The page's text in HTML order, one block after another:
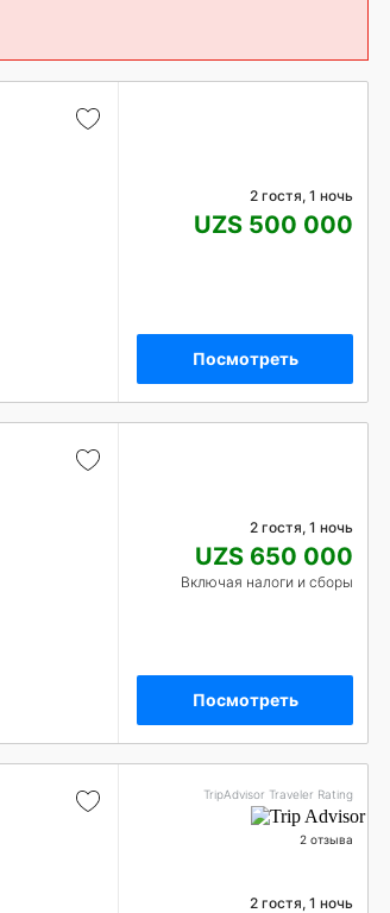
2 гостя, 1 ночь
UZS 500 000
Посмотреть
2 гостя, 1 ночь
UZS 650 000
Включая налоги и сборы
Посмотреть
TripAdvisor Traveler Rating
2 отзыва
2 гостя, 1 ночь